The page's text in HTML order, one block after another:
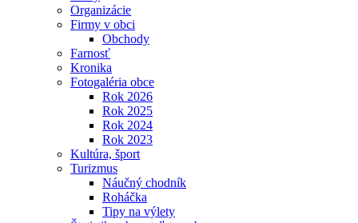
Organizácie
Firmy v obci
Obchody
Farnosť
Kronika
Fotogaléria obce
Rok 2026
Rok 2025
Rok 2024
Rok 2023
Kultúra, šport
Turizmus
Náučný chodník
Roháčka
Tipy na výlety